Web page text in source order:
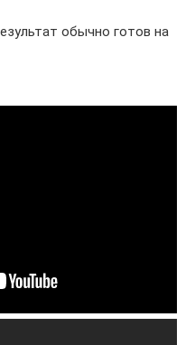
обычно готов на